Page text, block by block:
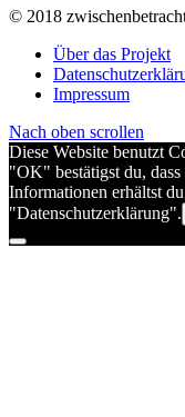
© 2018
Über das Projekt
Impressum
Nach oben scrollen
Diese Website benutzt
"OK" bestätigst du,
Informationen erhältst
"Datenschutzerklärung".